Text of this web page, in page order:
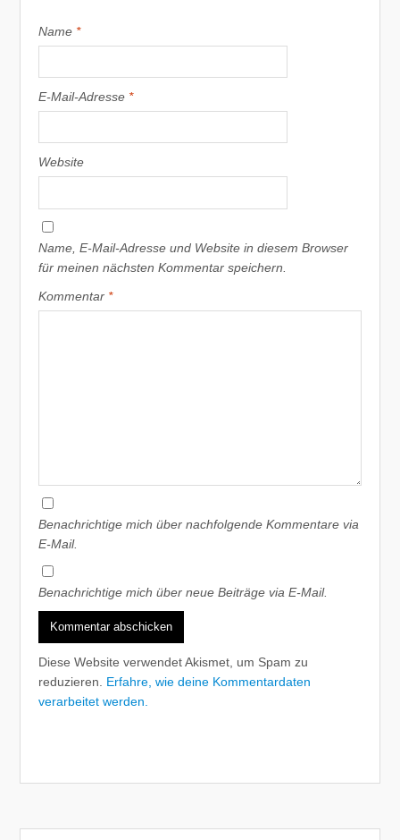
Name *
E-Mail-Adresse *
Website
Name, E-Mail-Adresse und Website in diesem Browser
für meinen nächsten Kommentar speichern.
Kommentar *
Benachrichtige mich über nachfolgende Kommentare via
E-Mail.
Benachrichtige mich über neue Beiträge via E-Mail.
Diese Website verwendet Akismet, um Spam zu
reduzieren. Erfahre, wie deine Kommentardaten
verarbeitet werden.